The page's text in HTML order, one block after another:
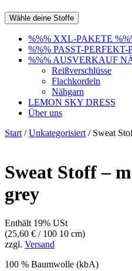
Wähle deine Stoffe
%%% XXL-PAKETE
%%% PASST-PERFEKT-
%%% AUSVERKAUF
Reißverschlüsse
Flachkordeln
Nähgarn
LEMON SKY DRESS
Über uns
Start /Unkategorisiert / Sweat
Sweat Stoff –
grey
Enthält 19% USt
(25,60 € / 100 10 cm)
zzgl. Versand
100 % Baumwolle (kbA)